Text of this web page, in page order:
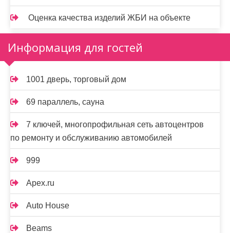
Оценка качества изделий ЖБИ на объекте
Информация для гостей
1001 дверь, торговый дом
69 параллель, сауна
7 ключей, многопрофильная сеть автоцентров
по ремонту и обслуживанию автомобилей
999
Apex.ru
Auto House
Beams